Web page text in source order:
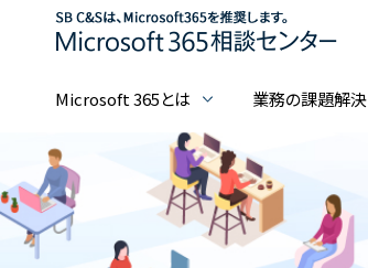
Microsoft 365とは 業務の課題解決